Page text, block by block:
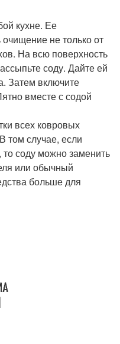
кухне. Ее
не только от
На всю поверхность
соду. Дайте ей
Затем включите
вместе с содой
всех ковровых
том случае, если
то соду можно заменить
или обычный
больше для